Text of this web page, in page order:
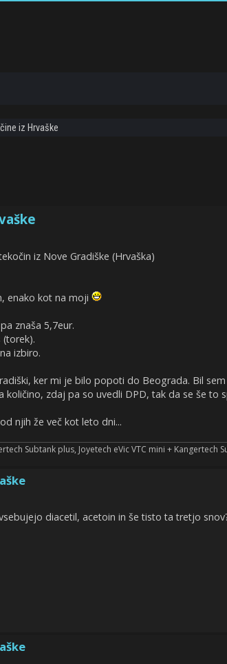
iz Hrvaške
iz Nove Gradiške (Hrvaška)
enako kot na moji
znaša 5,7eur.
izbiro.
ker mi je bilo popoti do Beograda. Bil
zdaj pa so uvedli DPD, tak da se še to
njih že več kot leto dni...
Subtank plus, Joyetech eVic VTC mini + Kangertech
diacetil, acetoin in še tisto ta tretjo